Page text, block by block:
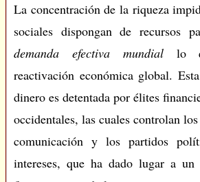
La concentración de la riqueza
sociales dispongan de recursos
demanda efectiva mundiallo
reactivación económica global.
dinero es detentada por élites
occidentales, las cuales controlan
comunicación y los partidos
intereses, que ha dado lugar a